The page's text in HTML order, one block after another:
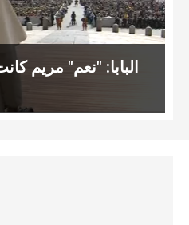
البابا: "نعم" مريم